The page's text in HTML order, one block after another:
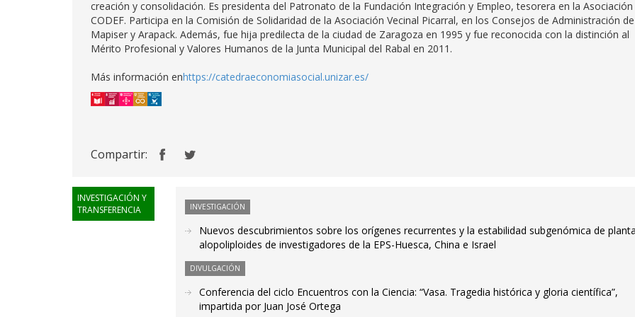
creación y consolidación. Es presidenta del Patronato de la Fundación Integración y Empleo, tesorera en la Asociación
CODEF. Participa en la Comisión de Solidaridad de la Asociación Vecinal Picarral, en los Consejos de Administración de
Mapiser y Arapack. Además, fue hija predilecta de la ciudad de Zaragoza en 1995 y fue reconocida con la distinción al
Mérito Profesional y Valores Humanos de la Junta Municipal del Rabal en 2011.
Más información enhttps://catedraeconomiasocial.unizar.es/
Compartir:
INVESTIGACIÓN Y
TRANSFERENCIA
INVESTIGACIÓN
Nuevos descubrimientos sobre los orígenes recurrentes y la estabilidad subgenómica de
alopoliploides de investigadores de la EPS-Huesca, China e Israel
DIVULGACIÓN
Conferencia del ciclo Encuentros con la Ciencia: “Vasa. Tragedia histórica y gloria científica”,
impartida por Juan José Ortega